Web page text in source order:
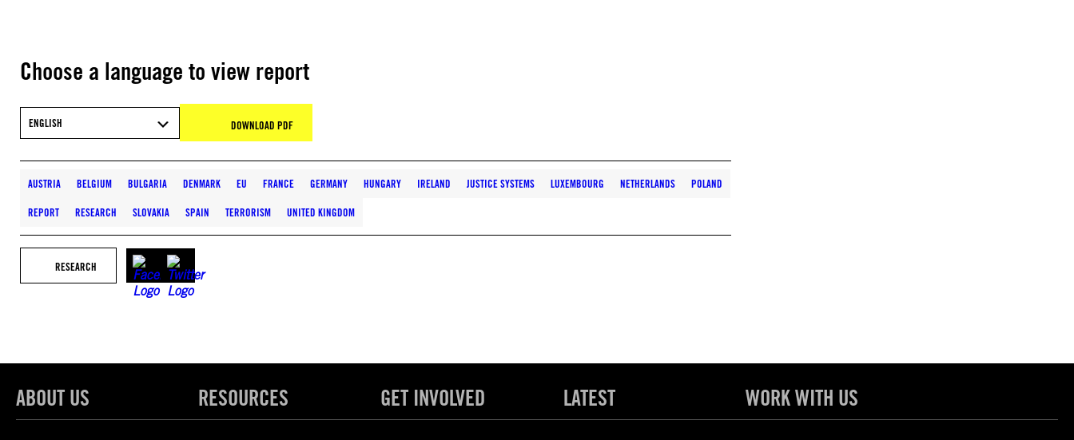
Choose a language to view report
ENGLISH DOWNLOAD PDF
AUSTRIA BELGIUM BULGARIA DENMARK EU FRANCE GERMANY HUNGARY IRELAND JUSTICE SYSTEMS LUXEMBOURG NETHERLANDS POLAND
REPORT RESEARCH SLOVAKIA SPAIN TERRORISM UNITED KINGDOM
RESEARCH
ABOUT US RESOURCES GET INVOLVED LATEST WORK WITH US